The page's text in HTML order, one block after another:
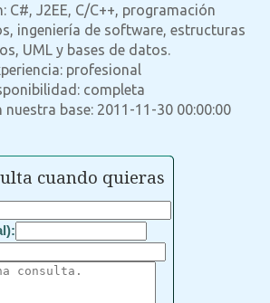
C#, J2EE, C/C++, programación
ingeniería de software, estructuras
UML y bases de datos.
profesional
completa
nuestra base: 2011-11-30 00:00:00
cuando quieras